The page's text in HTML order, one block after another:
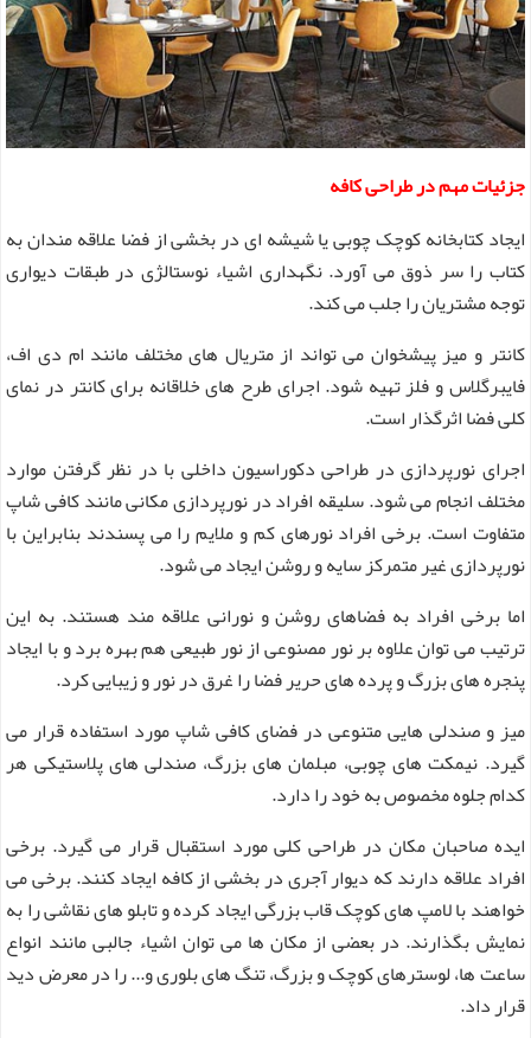
جزئیات مهم در طراحی کافه
ایجاد کتابخانه کوچک چوبی یا شیشه ای در بخشی از فضا علاقه مندان به
کتاب را سر ذوق می آورد. نگهداری اشیاء نوستالژی در طبقات دیواری
توجه مشتریان را جلب می کند.
کانتر و میز پیشخوان می تواند از متریال های مختلف مانند ام دی اف،
فایبرگلاس و فلز تهیه شود. اجرای طرح های خلاقانه برای کانتر در نمای
کلی فضا اثرگذار است.
اجرای نورپردازی در طراحی دکوراسیون داخلی با در نظر گرفتن موارد
مختلف انجام می شود. سلیقه افراد در نورپردازی مکانی مانند کافی شاپ
متفاوت است. برخی افراد نورهای کم و ملایم را می پسندند بنابراین با
نورپردازی غیر متمرکز سایه و روشن ایجاد می شود.
اما برخی افراد به فضاهای روشن و نورانی علاقه مند هستند. به این
ترتیب می توان علاوه بر نور مصنوعی از نور طبیعی هم بهره برد و با ایجاد
پنجره های بزرگ و پرده های حریر فضا را غرق در نور و زیبایی کرد.
میز و صندلی هایی متنوعی در فضای کافی شاپ مورد استفاده قرار می
گیرد. نیمکت های چوبی، مبلمان های بزرگ، صندلی های پلاستیکی هر
کدام جلوه مخصوص به خود را دارد.
ایده صاحبان مکان در طراحی کلی مورد استقبال قرار می گیرد. برخی
افراد علاقه دارند که دیوار آجری در بخشی از کافه ایجاد کنند. برخی می
خواهند با لامپ های کوچک قاب بزرگی ایجاد کرده و تابلو های نقاشی را به
نمایش بگذارند. در بعضی از مکان ها می توان اشیاء جالبی مانند انواع
ساعت ها، لوسترهای کوچک و بزرگ، تنگ های بلوری و... را در معرض دید
قرار داد.